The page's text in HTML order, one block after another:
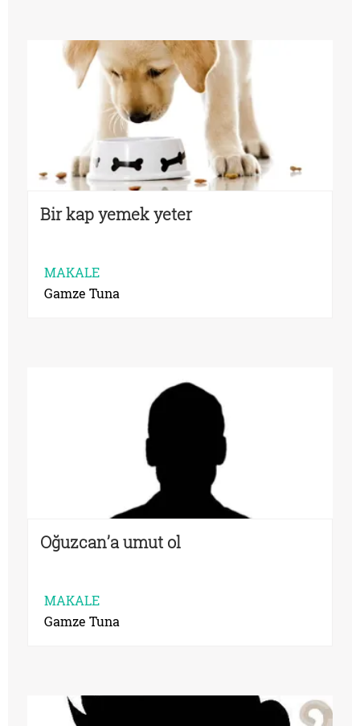
Bir kap yemek yeter
MAKALE
Gamze Tuna
Oğuzcan’a umut ol
MAKALE
Gamze Tuna